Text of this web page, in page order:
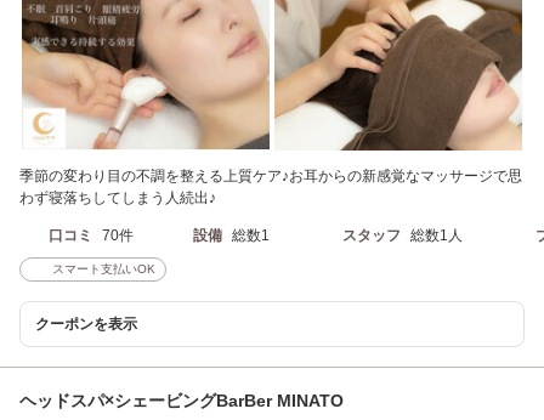
季節の変わり目の不調を整える上質ケア♪お耳からの新感覚なマッサージで思
わず寝落ちしてしまう人続出♪
口コミ 70件 設備 総数1 スタッフ 総数1人
スマート支払いOK
クーポンを表示
ヘッドスパ×シェービングBarBer MINATO